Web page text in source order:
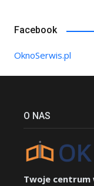
Facebook
OknoSerwis.pl
O NAS
Twoje